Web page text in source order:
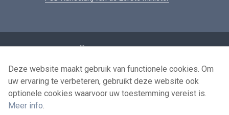
Persoonsgegevens
Voorwaarden voor het hergebruik
Contacteer ons
Deze website maakt gebruik van functionele cookies. Om
uw ervaring te verbeteren, gebruikt deze website ook
optionele cookies waarvoor uw toestemming vereist is.
Meer info.